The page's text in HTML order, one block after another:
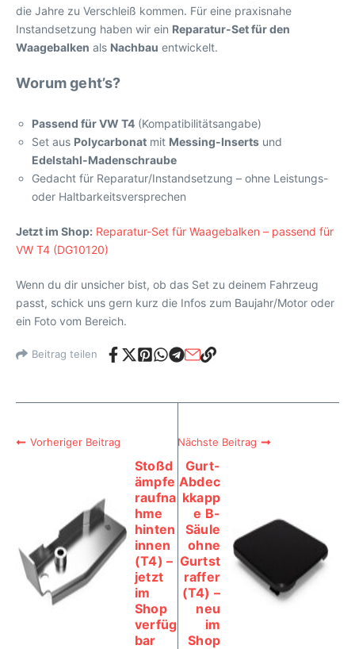
die Jahre zu Verschleiß kommen. Für eine praxisnahe
Instandsetzung haben wir ein Reparatur-Set für den
Waagebalken als Nachbau entwickelt.
Worum geht’s?
Passend für VW T4 (Kompatibilitätsangabe)
Set aus Polycarbonat mit Messing-Inserts und
Edelstahl-Madenschraube
Gedacht für Reparatur/Instandsetzung – ohne Leistungs-
oder Haltbarkeitsversprechen
Jetzt im Shop: Reparatur-Set für Waagebalken – passend für
VW T4 (DG10120)
Wenn du dir unsicher bist, ob das Set zu deinem Fahrzeug
passt, schick uns gern kurz die Infos zum Baujahr/Motor oder
ein Foto vom Bereich.
Beitrag teilen
Vorheriger Beitrag
Stoßd
ämpfe
raufna
hme
hinten
innen
(T4) –
jetzt
im
Shop
verfüg
bar
Nächste Beitrag
Gurt-
Abdec
kkapp
e B-
Säule
ohne
Gurtst
raffer
(T4) –
neu
im
Shop